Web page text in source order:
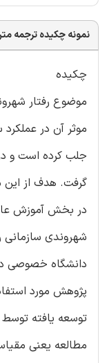
نمونه چکیده ترجمه
چکیده
موثر آن در
جلب کرده است و
گرفت. هدف از این
در بخش آموزش
شهروندی
دانشگاه خصوصی
پژوهش مورد
مطالعه یعنی